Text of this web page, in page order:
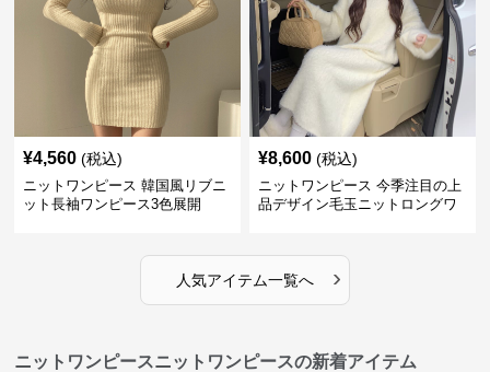
¥4,560 (税込)
ニットワンピース 韓国風リブニ
ット長袖ワンピース3色展開
¥8,600 (税込)
ニットワンピース 今季注目の上
品デザイン毛玉ニットロングワ
人気アイテム一覧へ ›
ニットワンピースニットワンピースの新着アイテム